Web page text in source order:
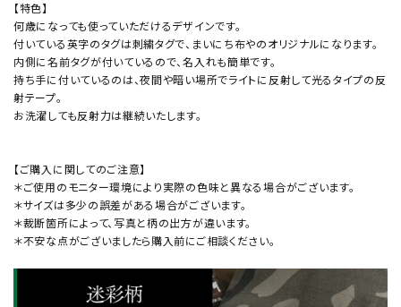
【特色】
何歳になっても使っていただけるデザインです。
付いている英字のタグは刺繍タグで、まいにち布やのオリジナルになります。
内側に名前タグが付いているので、名入れも簡単です。
持ち手に付いているのは、夜間や暗い場所でライトに反射して光るタイプの反
射テープ。
お洗濯しても反射力は継続いたします。
【ご購入に関してのご注意】
＊ご使用のモニター環境により実際の色味と異なる場合がございます。
＊サイズは多少の誤差がある場合がございます。
＊裁断箇所によって、写真と柄の出方が違います。
＊不安な点がございましたら購入前にご相談ください。